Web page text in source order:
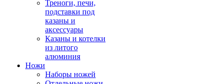
Треноги, печи,
подставки под
казаны и
аксессуары
Казаны и котелки
из литого
алюминия
Ножи
Наборы ножей